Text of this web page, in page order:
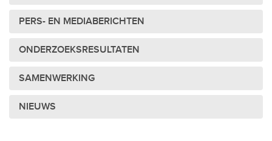
PERS- EN MEDIABERICHTEN
ONDERZOEKSRESULTATEN
SAMENWERKING
NIEUWS